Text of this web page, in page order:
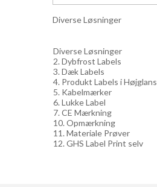
Diverse Løsninger
Diverse Løsninger
2. Dybfrost Labels
3. Dæk Labels
4. Produkt Labels i Højglans
5. Kabelmærker
6. Lukke Label
7. CE Mærkning
10. Opmærkning
11. Materiale Prøver
12. GHS Label Print selv